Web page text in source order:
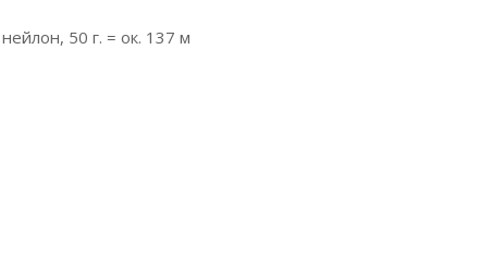
50 г. = ок. 137 м